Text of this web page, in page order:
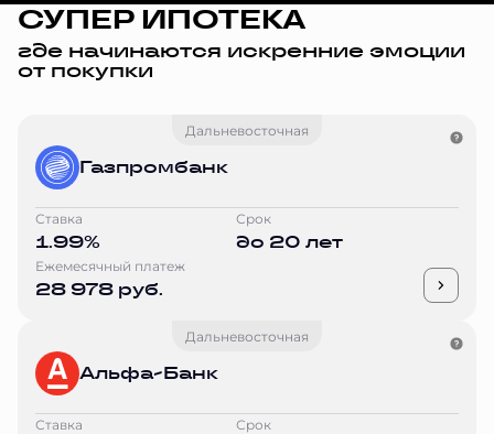
СУПЕР ИПОТЕКА
где начинаются искренние эмоции
от покупки
Дальневосточная
Газпромбанк
Ставка
1.99%
Срок
до 20 лет
Ежемесячный платеж
28 978 руб.
Дальневосточная
Альфа-Банк
Ставка Срок